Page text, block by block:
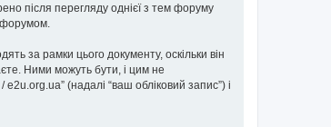
після перегляду однієї з тем форуму
форумом.
за рамки цього документу, оскільки він
Ними можуть бути, і цим не
(надалі “ваш обліковий запис”) і